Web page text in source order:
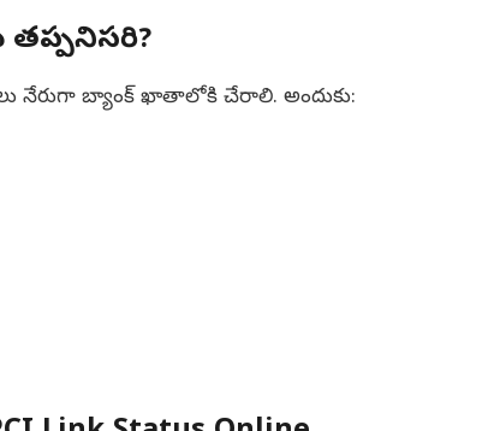
తప్పనిసరి?
నేరుగా బ్యాంక్ ఖాతాలోకి చేరాలి. అందుకు: